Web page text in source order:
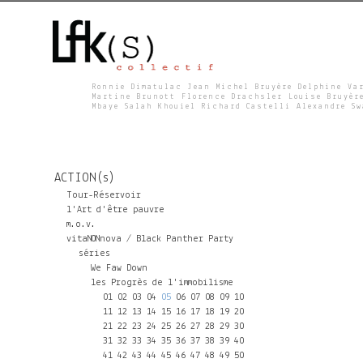
F
K
S
Ronnie Dimatulac Jean Michel Bruyère Delphine
Martine Brunott Florence Drachsler Louise
Mbaye Salah Khouiel Richard Castelli Alexandre
ACTION(s)
Tour-Réservoir
l'Art d'être pauvre
m.o.v.
vitaNONnova / Black Panther Party
séries
We Faw Down
les Progrès de l'immobilisme
01 02 03 04 05 06 07 08 09 10
11 12 13 14 15 16 17 18 19 20
21 22 23 24 25 26 27 28 29 30
31 32 33 34 35 36 37 38 39 40
41 42 43 44 45 46 47 48 49 50